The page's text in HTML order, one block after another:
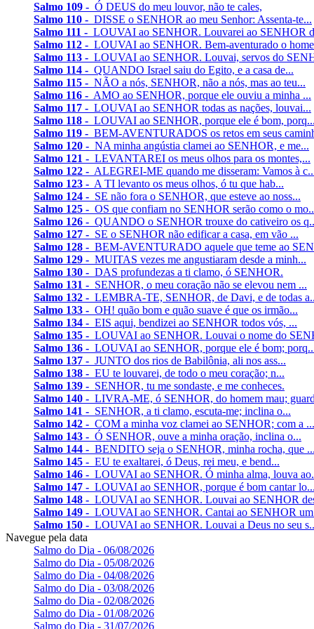
Salmo 109 - Ó DEUS do meu louvor, não te cales,
Salmo 110 - DISSE o SENHOR ao meu Senhor: Assenta-te...
Salmo 111 - LOUVAI ao SENHOR. Louvarei ao SENHOR
Salmo 112 - LOUVAI ao SENHOR. Bem-aventurado o
Salmo 113 - LOUVAI ao SENHOR. Louvai, servos do
Salmo 114 - QUANDO Israel saiu do Egito, e a casa de...
Salmo 115 - NÃO a nós, SENHOR, não a nós, mas ao teu...
Salmo 116 - AMO ao SENHOR, porque ele ouviu a minha ...
Salmo 117 - LOUVAI ao SENHOR todas as nações, louvai...
Salmo 118 - LOUVAI ao SENHOR, porque ele é bom,
Salmo 119 - BEM-AVENTURADOS os retos em seus
Salmo 120 - NA minha angústia clamei ao SENHOR, e me...
Salmo 121 - LEVANTAREI os meus olhos para os montes,...
Salmo 122 - ALEGREI-ME quando me disseram: Vamos à
Salmo 123 - A TI levanto os meus olhos, ó tu que hab...
Salmo 124 - SE não fora o SENHOR, que esteve ao noss...
Salmo 125 - OS que confiam no SENHOR serão como o
Salmo 126 - QUANDO o SENHOR trouxe do cativeiro os
Salmo 127 - SE o SENHOR não edificar a casa, em vão ...
Salmo 128 - BEM-AVENTURADO aquele que teme ao
Salmo 129 - MUITAS vezes me angustiaram desde a minh...
Salmo 130 - DAS profundezas a ti clamo, ó SENHOR.
Salmo 131 - SENHOR, o meu coração não se elevou nem ...
Salmo 132 - LEMBRA-TE, SENHOR, de Davi, e de todas
Salmo 133 - OH! quão bom e quão suave é que os irmão...
Salmo 134 - EIS aqui, bendizei ao SENHOR todos vós, ...
Salmo 135 - LOUVAI ao SENHOR. Louvai o nome do
Salmo 136 - LOUVAI ao SENHOR, porque ele é bom;
Salmo 137 - JUNTO dos rios de Babilônia, ali nos ass...
Salmo 138 - EU te louvarei, de todo o meu coração; n...
Salmo 139 - SENHOR, tu me sondaste, e me conheces.
Salmo 140 - LIVRA-ME, ó SENHOR, do homem mau;
Salmo 141 - SENHOR, a ti clamo, escuta-me; inclina o...
Salmo 142 - COM a minha voz clamei ao SENHOR; com a ...
Salmo 143 - Ó SENHOR, ouve a minha oração, inclina o...
Salmo 144 - BENDITO seja o SENHOR, minha rocha, que
Salmo 145 - EU te exaltarei, ó Deus, rei meu, e bend...
Salmo 146 - LOUVAI ao SENHOR. Ó minha alma, louva
Salmo 147 - LOUVAI ao SENHOR, porque é bom cantar
Salmo 148 - LOUVAI ao SENHOR. Louvai ao SENHOR
Salmo 149 - LOUVAI ao SENHOR. Cantai ao SENHOR um
Salmo 150 - LOUVAI ao SENHOR. Louvai a Deus no seu
Navegue pela data
Salmo do Dia - 06/08/2026
Salmo do Dia - 05/08/2026
Salmo do Dia - 04/08/2026
Salmo do Dia - 03/08/2026
Salmo do Dia - 02/08/2026
Salmo do Dia - 01/08/2026
Salmo do Dia - 31/07/2026